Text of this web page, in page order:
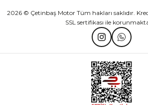
2026 © Çetinbaş Motor Tüm hakları saklıdır.
SSL sertifikası ile